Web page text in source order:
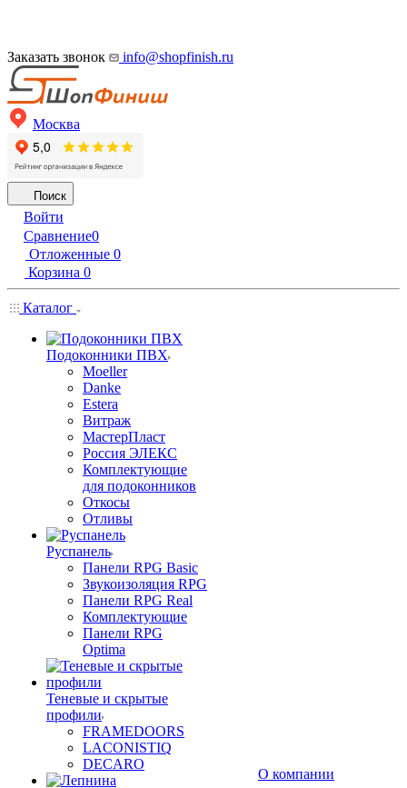
Заказать звонок info@shopfinish.ru
Москва
Поиск
Войти
Сравнение0
Отложенные 0
Корзина 0
Каталог
Подоконники ПВХ
Moeller
Danke
Estera
Витраж
МастерПласт
Россия ЭЛЕКС
Комплектующие
для подоконников
Откосы
Отливы
Руспанель
Панели RPG Basic
Звукоизоляция RPG
Панели RPG Real
Комплектующие
Панели RPG
Optima
Теневые и скрытые
профили
FRAMEDOORS
LACONISTIQ
DECARO
О компании